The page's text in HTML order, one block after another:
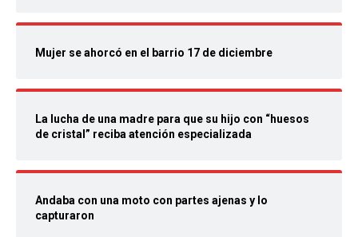
Mujer se ahorcó en el barrio 17 de diciembre
La lucha de una madre para que su hijo con “huesos
de cristal” reciba atención especializada
Andaba con una moto con partes ajenas y lo
capturaron